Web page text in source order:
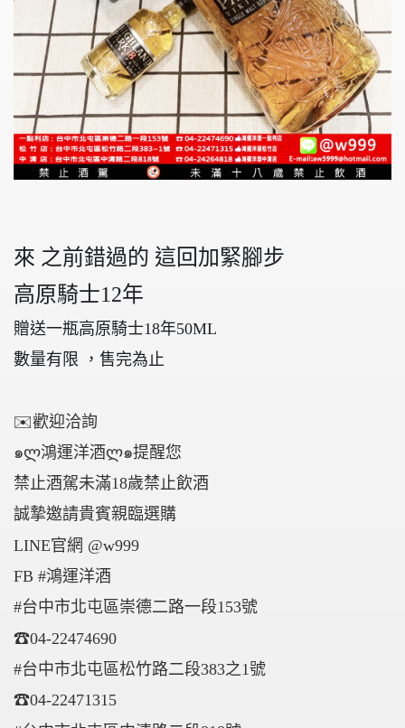
來 之前錯過的 這回加緊腳步
高原騎士12年
贈送一瓶高原騎士18年50ML
數量有限
，售完為止
✉歡迎洽詢
๑ლ鴻運洋酒ლ๑提醒您
禁止酒駕未滿18歲禁止飲酒
誠摯邀請貴賓親臨選購
LINE官網 @w999
FB #鴻運洋酒
#台中市北屯區崇德二路一段153號
☎04-22474690
#台中市北屯區松竹路二段383之1號
☎04-22471315